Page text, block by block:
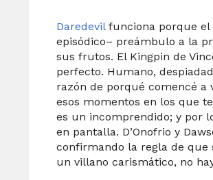
Daredevilfunciona porque
episódico– preámbulo a la
sus frutos. El Kingpin de
perfecto. Humano,
razón de porqué comencé a
esos momentos en los que
es un incomprendido; y por
en pantalla. D’Onofrio y
confirmando la regla de
un villano carismático, no